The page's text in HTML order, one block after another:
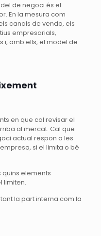
de negoci és el
En la mesura com
canals de venda, els
empresarials,
i, amb ells, el model de
en que cal revisar el
al mercat. Cal que
actual respon a les
si el limita o bé
quins elements
limiten.
la part interna com la